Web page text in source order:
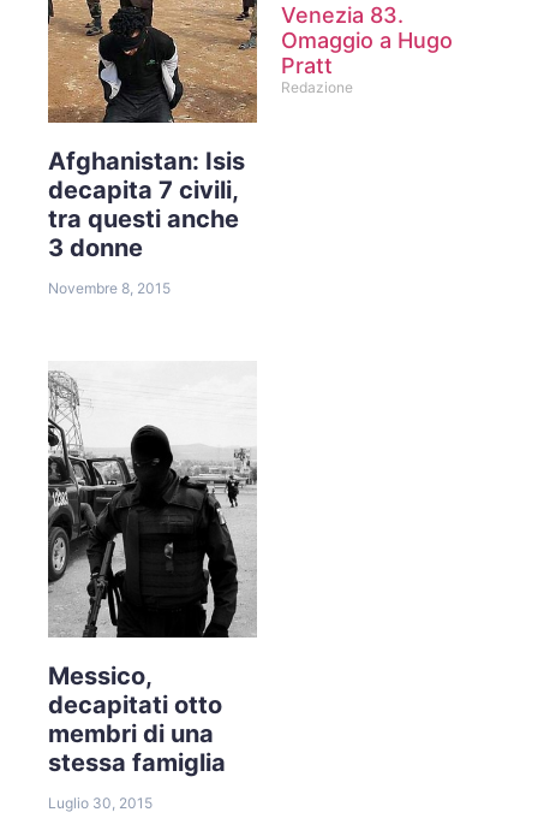
Afghanistan: Isis
decapita 7 civili,
tra questi anche
3 donne
Novembre 8, 2015
Messico,
decapitati otto
membri di una
stessa famiglia
Luglio 30, 2015
Venezia 83.
Omaggio a Hugo
Pratt
Redazione